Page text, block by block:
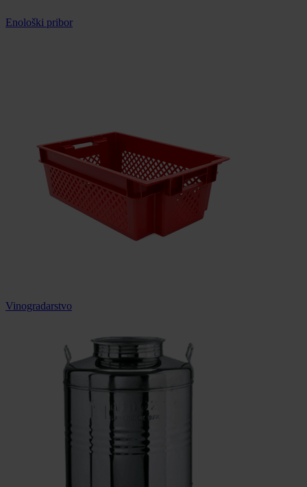
Enološki pribor
Vinogradarstvo